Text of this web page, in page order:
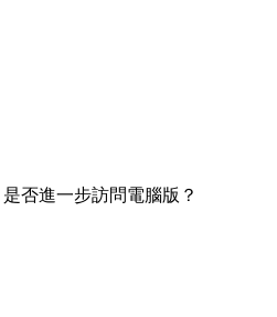
否進一步訪問電腦版？